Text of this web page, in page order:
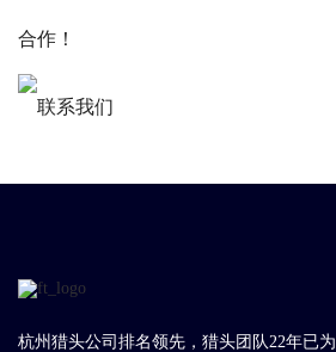
合作！
杭州猎头公司排名领先，猎头团队22年已为